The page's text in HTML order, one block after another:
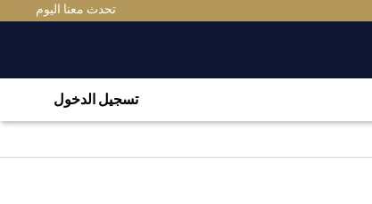
تحدث معنا اليوم
تسجيل الدخول